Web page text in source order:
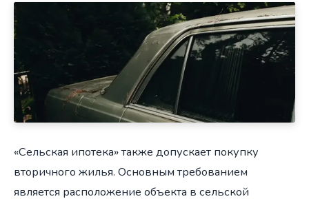
«Сельская ипотека» также допускает покупку
вторичного жилья. Основным требованием
является расположение объекта в сельской